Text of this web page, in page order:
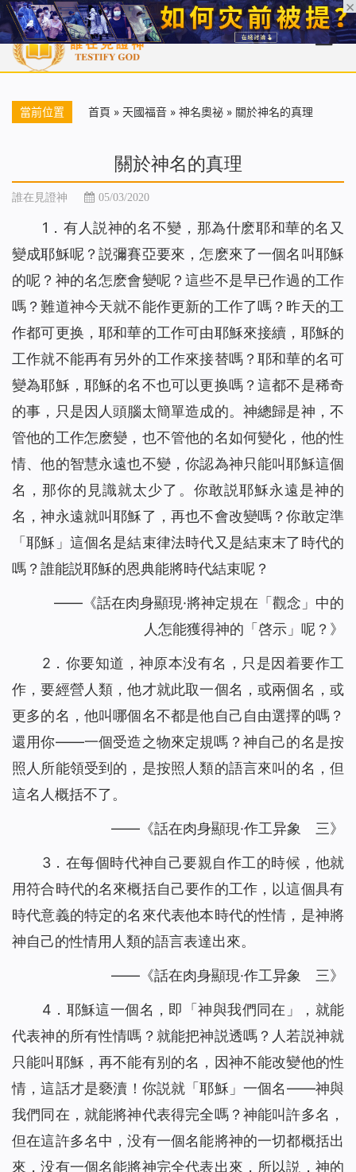
首頁 每日靈糧 天國福音 基督徒見證 信仰解答 聖經
當前位置 首頁 » 天國福音 » 神名奧祕 » 關於神名的真理
關於神名的真理
誰在見證神 05/03/2020
1．有人説神的名不變，那為什麽耶和華的名又
變成耶穌呢？説彌賽亞要來，怎麽來了一個名叫耶穌
的呢？神的名怎麽會變呢？這些不是早已作過的工作
嗎？難道神今天就不能作更新的工作了嗎？昨天的工
作都可更换，耶和華的工作可由耶穌來接續，耶穌的
工作就不能再有另外的工作來接替嗎？耶和華的名可
變為耶穌，耶穌的名不也可以更换嗎？這都不是稀奇
的事，只是因人頭腦太簡單造成的。神總歸是神，不
管他的工作怎麽變，也不管他的名如何變化，他的性
情、他的智慧永遠也不變，你認為神只能叫耶穌這個
名，那你的見識就太少了。你敢説耶穌永遠是神的
名，神永遠就叫耶穌了，再也不會改變嗎？你敢定準
「耶穌」這個名是結束律法時代又是結束末了時代的
嗎？誰能説耶穌的恩典能將時代結束呢？
——《話在肉身顯現·將神定規在「觀念」中的
人怎能獲得神的「啓示」呢？》
2．你要知道，神原本没有名，只是因着要作工
作，要經營人類，他才就此取一個名，或兩個名，或
更多的名，他叫哪個名不都是他自己自由選擇的嗎？
還用你——一個受造之物來定規嗎？神自己的名是按
照人所能領受到的，是按照人類的語言來叫的名，但
這名人概括不了。
——《話在肉身顯現·作工异象 三》
3．在每個時代神自己要親自作工的時候，他就
用符合時代的名來概括自己要作的工作，以這個具有
時代意義的特定的名來代表他本時代的性情，是神將
神自己的性情用人類的語言表達出來。
——《話在肉身顯現·作工异象 三》
4．耶穌這一個名，即「神與我們同在」，就能
代表神的所有性情嗎？就能把神説透嗎？人若説神就
只能叫耶穌，再不能有别的名，因神不能改變他的性
情，這話才是褻瀆！你説就「耶穌」一個名——神與
我們同在，就能將神代表得完全嗎？神能叫許多名，
但在這許多名中，没有一個名能將神的一切都概括出
來，没有一個名能將神完全代表出來，所以説，神的